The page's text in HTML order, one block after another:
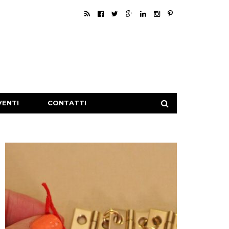
CONTATTI